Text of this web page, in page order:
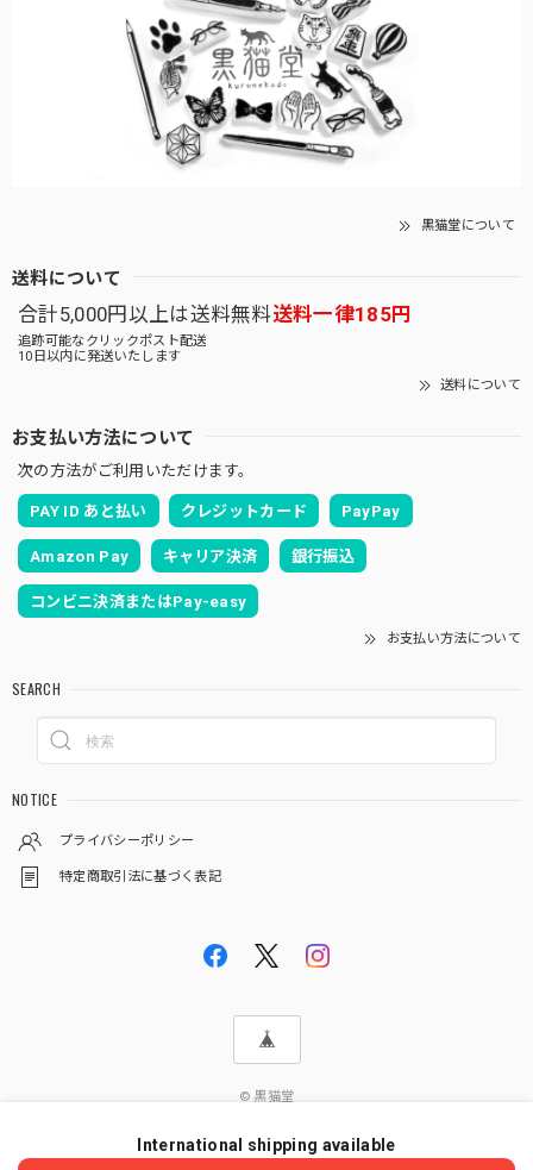
黒猫堂について
送料について
合計5,000円以上は送料無料送料一律185円
追跡可能なクリックポスト配送
10日以内に発送いたします
送料について
お支払い方法について
次の方法がご利用いただけます。
PAY ID あと払い クレジットカード PayPay
Amazon Pay キャリア決済 銀行振込
コンビニ決済またはPay-easy
お支払い方法について
SEARCH
NOTICE
プライバシーポリシー
特定商取引法に基づく表記
© 黒猫堂
International shipping available
ショップに質問する